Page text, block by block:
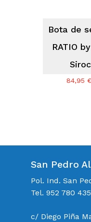
Bota de
RATIO
84,95 €
San Pedro
Pol. Ind. San
Tel. 952 780 435
c/ Diego Piña